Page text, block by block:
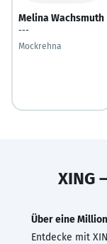
Melina Wachsmuth
---
Mockrehna
XING
Über eine
Entdecke mit